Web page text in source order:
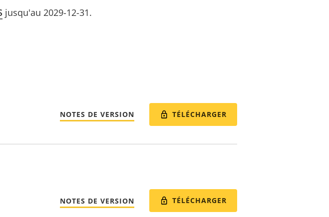
jusqu'au 2029-12-31.
NOTES DE VERSION TÉLÉCHARGER
NOTES DE VERSION TÉLÉCHARGER